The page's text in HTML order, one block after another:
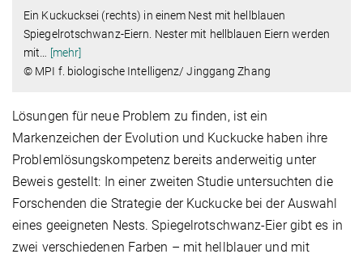
Ein Kuckucksei (rechts) in einem Nest mit hellblauen
Spiegelrotschwanz-Eiern. Nester mit hellblauen Eiern werden
mit
[mehr]
© MPI f. biologische Intelligenz/ Jinggang Zhang
Lösungen für neue Problem zu finden, ist ein
Markenzeichen der Evolution und Kuckucke haben ihre
Problemlösungskompetenz bereits anderweitig unter
Beweis gestellt: In einer zweiten Studie untersuchten die
Forschenden die Strategie der Kuckucke bei der Auswahl
eines geeigneten Nests. Spiegelrotschwanz-Eier gibt es in
zwei verschiedenen Farben – mit hellblauer und mit